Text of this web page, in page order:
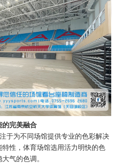
的完美融合
于为不同场馆提供专业的色彩解决
性，体育场馆选用活力明快的色
气的色调。